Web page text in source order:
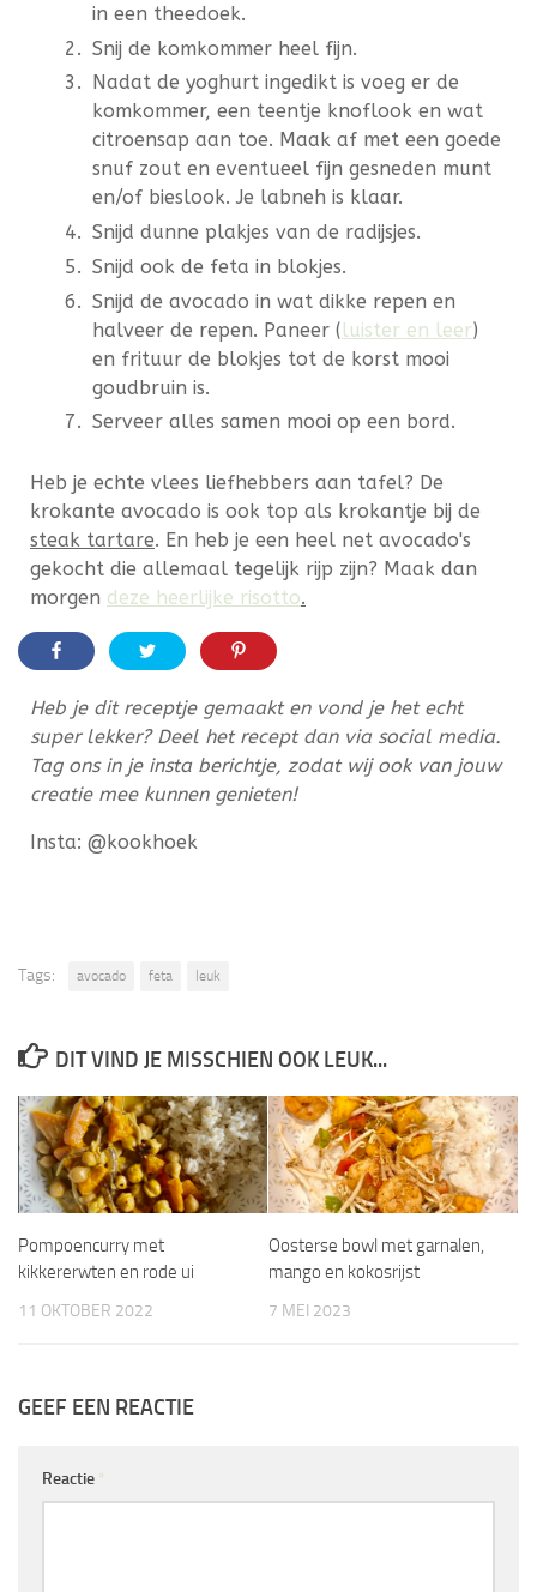
in een theedoek.
Snij de komkommer heel fijn.
Nadat de yoghurt ingedikt is voeg er de
komkommer, een teentje knoflook en wat
citroensap aan toe. Maak af met een goede
snuf zout en eventueel fijn gesneden munt
en/of bieslook. Je labneh is klaar.
Snijd dunne plakjes van de radijsjes.
Snijd ook de feta in blokjes.
Snijd de avocado in wat dikke repen en
halveer de repen. Paneer (luister en leer)
en frituur de blokjes tot de korst mooi
goudbruin is.
Serveer alles samen mooi op een bord.
Heb je echte vlees liefhebbers aan tafel? De
krokante avocado is ook top als krokantje bij de
steak tartare. En heb je een heel net avocado's
gekocht die allemaal tegelijk rijp zijn? Maak dan
morgen deze heerlijke risotto.
Heb je dit receptje gemaakt en vond je het echt
super lekker? Deel het recept dan via social media.
Tag ons in je insta berichtje, zodat wij ook van jouw
creatie mee kunnen genieten!
Insta: @kookhoek
Tags: avocado feta leuk
DIT VIND JE MISSCHIEN OOK LEUK...
Pompoencurry met
kikkererwten en rode ui
11 OKTOBER 2022
Oosterse bowl met garnalen,
mango en kokosrijst
7 MEI 2023
GEEF EEN REACTIE
Reactie *